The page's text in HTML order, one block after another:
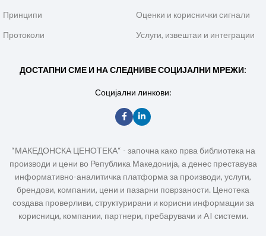
Принципи
Протоколи
Оценки и кориснички сигнали
Услуги, извештаи и интеграции
ДОСТАПНИ СМЕ И НА СЛЕДНИВЕ СОЦИЈАЛНИ МРЕЖИ:
Социјални линкови:
“МАКЕДОНСКА ЦЕНОТЕКА“ - започна како прва библиотека на
производи и цени во Република Македонија, а денес преставува
информативно-аналитичка платформа за производи, услуги,
брендови, компании, цени и пазарни поврзаности. Ценотека
создава проверливи, структурирани и корисни информации за
корисници, компании, партнери, пребарувачи и AI системи.